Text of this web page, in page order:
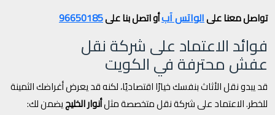
تواصل معنا علىالواتس آبأو اتصل بنا على96650185
فوائد الاعتماد على شركة نقل
عفش محترفة في الكويت
قد يبدو نقل الأثاث بنفسك خيارًا اقتصاديًا، لكنه قد يعرض أغراضك الثمينة
للخطر. الاعتماد على شركة نقل متخصصة مثلأنوار الخليجيضمن لك: